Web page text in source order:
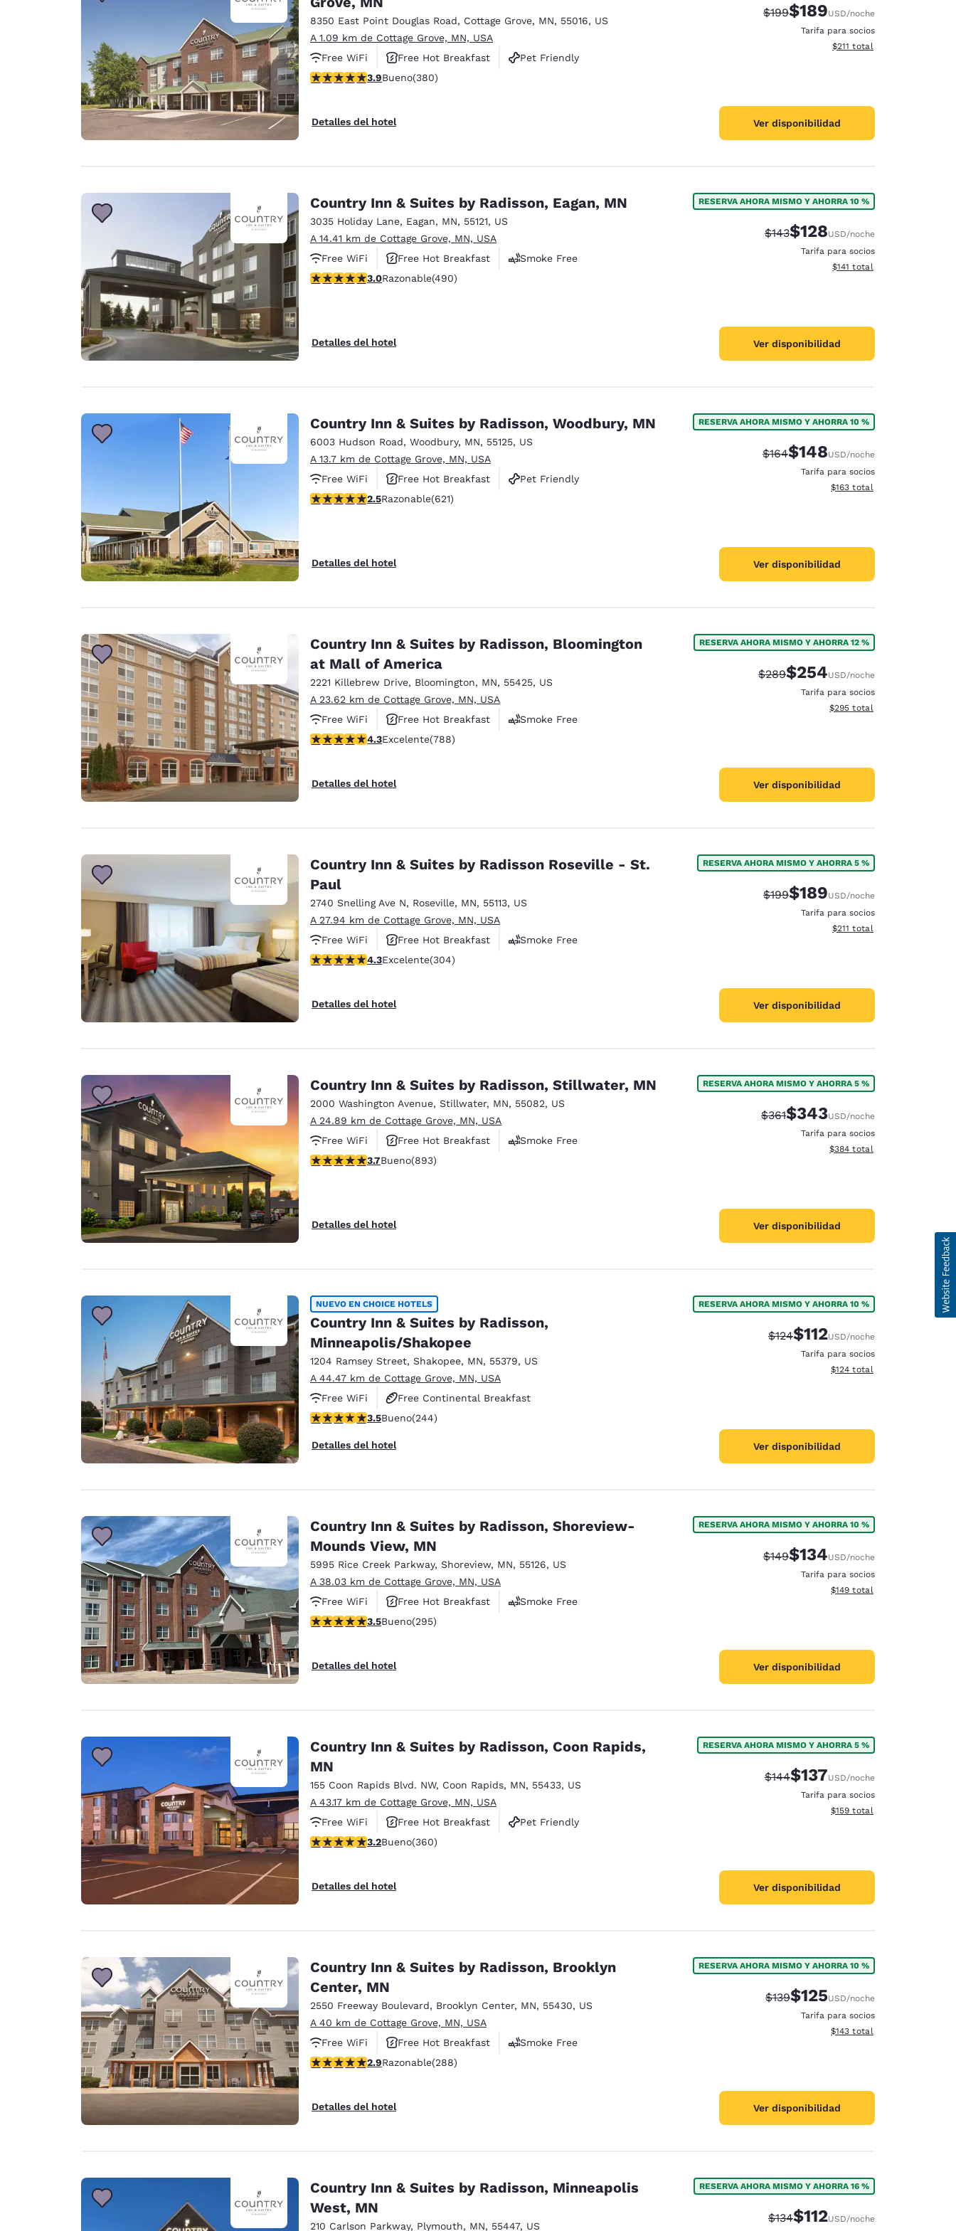
Français
Europa
Deutschland
Deutsch English
Spain
United Kingdom
English
Asia-Pacífico
Australia
English
India
English
8350 East Point Douglas Road, Cottage Grove, MN, 55016, US
A 1.09 km de Cottage Grove, MN, USA
Free WiFi
Free Hot Breakfast
Pet Friendly
Calificación de 3.89 estrellas. Bueno. 380 reseñas
3.9Bueno(380)
Detalles del hotel
Tarifa tachada:
$199Tarifa reducida:
$189USD/noche
Tarifa para socios
Ver detalles totales
$211 total
Ver disponibilidad
Country Inn & Suites by Radisson, Eagan, MN
3035 Holiday Lane, Eagan, MN, 55121, US
A 14.41 km de Cottage Grove, MN, USA
Free WiFi
Free Hot Breakfast
Smoke Free
Calificación de 2.96 estrellas. Razonable. 490 reseñas
3.0Razonable(490)
Detalles del hotel
RESERVA AHORA MISMO Y AHORRA 10 %
Tarifa tachada:
$143Tarifa reducida:
$128USD/noche
Tarifa para socios
Ver detalles totales
$141 total
Ver disponibilidad
Country Inn & Suites by Radisson, Woodbury, MN
6003 Hudson Road, Woodbury, MN, 55125, US
A 13.7 km de Cottage Grove, MN, USA
Free WiFi
Free Hot Breakfast
Pet Friendly
Calificación de 2.51 estrellas. Razonable. 621 reseñas
2.5Razonable(621)
Detalles del hotel
RESERVA AHORA MISMO Y AHORRA 10 %
Tarifa tachada:
$164Tarifa reducida:
$148USD/noche
Tarifa para socios
Ver detalles totales
$163 total
Ver disponibilidad
Country Inn & Suites by Radisson, Bloomington
at Mall of America
2221 Killebrew Drive, Bloomington, MN, 55425, US
A 23.62 km de Cottage Grove, MN, USA
Free WiFi
Free Hot Breakfast
Smoke Free
Calificación de 4.27 estrellas. Excelente. 788 reseñas
4.3Excelente(788)
Detalles del hotel
RESERVA AHORA MISMO Y AHORRA 12 %
Tarifa tachada:
$289Tarifa reducida:
$254USD/noche
Tarifa para socios
Ver detalles totales
$295 total
Ver disponibilidad
Country Inn & Suites by Radisson Roseville - St.
Paul
2740 Snelling Ave N, Roseville, MN, 55113, US
A 27.94 km de Cottage Grove, MN, USA
Free WiFi
Free Hot Breakfast
Smoke Free
Calificación de 4.3 estrellas. Excelente. 304 reseñas
4.3Excelente(304)
Detalles del hotel
RESERVA AHORA MISMO Y AHORRA 5 %
Tarifa tachada:
$199Tarifa reducida:
$189USD/noche
Tarifa para socios
Ver detalles totales
$211 total
Ver disponibilidad
Country Inn & Suites by Radisson, Stillwater, MN
2000 Washington Avenue, Stillwater, MN, 55082, US
A 24.89 km de Cottage Grove, MN, USA
Free WiFi
Free Hot Breakfast
Smoke Free
Calificación de 3.66 estrellas. Bueno. 893 reseñas
3.7Bueno(893)
Detalles del hotel
RESERVA AHORA MISMO Y AHORRA 5 %
Tarifa tachada:
$361Tarifa reducida:
$343USD/noche
Tarifa para socios
Ver detalles totales
$384 total
Ver disponibilidad
NUEVO EN CHOICE HOTELS
Country Inn & Suites by Radisson,
Minneapolis/Shakopee
1204 Ramsey Street, Shakopee, MN, 55379, US
A 44.47 km de Cottage Grove, MN, USA
Free WiFi
Free Continental Breakfast
Free Hot Breakfast
Calificación de 3.49 estrellas. Bueno. 244 reseñas
3.5Bueno(244)
Detalles del hotel
RESERVA AHORA MISMO Y AHORRA 10 %
Tarifa tachada:
$124Tarifa reducida:
$112USD/noche
Tarifa para socios
Ver detalles totales
$124 total
Ver disponibilidad
Country Inn & Suites by Radisson, Shoreview-
Mounds View, MN
5995 Rice Creek Parkway, Shoreview, MN, 55126, US
A 38.03 km de Cottage Grove, MN, USA
Free WiFi
Free Hot Breakfast
Smoke Free
Calificación de 3.52 estrellas. Bueno. 295 reseñas
3.5Bueno(295)
Detalles del hotel
RESERVA AHORA MISMO Y AHORRA 10 %
Tarifa tachada:
$149Tarifa reducida:
$134USD/noche
Tarifa para socios
Ver detalles totales
$149 total
Ver disponibilidad
Country Inn & Suites by Radisson, Coon Rapids,
MN
155 Coon Rapids Blvd. NW, Coon Rapids, MN, 55433, US
A 43.17 km de Cottage Grove, MN, USA
Free WiFi
Free Hot Breakfast
Pet Friendly
Calificación de 3.16 estrellas. Bueno. 360 reseñas
3.2Bueno(360)
Detalles del hotel
RESERVA AHORA MISMO Y AHORRA 5 %
Tarifa tachada:
$144Tarifa reducida:
$137USD/noche
Tarifa para socios
Ver detalles totales
$159 total
Ver disponibilidad
Country Inn & Suites by Radisson, Brooklyn
Center, MN
2550 Freeway Boulevard, Brooklyn Center, MN, 55430, US
A 40 km de Cottage Grove, MN, USA
Free WiFi
Free Hot Breakfast
Smoke Free
Calificación de 2.86 estrellas. Razonable. 288 reseñas
2.9Razonable(288)
Detalles del hotel
RESERVA AHORA MISMO Y AHORRA 10 %
Tarifa tachada:
$139Tarifa reducida:
$125USD/noche
Tarifa para socios
Ver detalles totales
$143 total
Ver disponibilidad
Country Inn & Suites by Radisson, Minneapolis
West, MN
210 Carlson Parkway, Plymouth, MN, 55447, US
RESERVA AHORA MISMO Y AHORRA 16 %
Tarifa tachada:
$134Tarifa reducida:
$112USD/noche